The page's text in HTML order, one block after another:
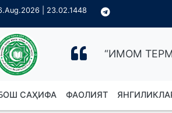
| 23.02.1448
“ИМОМ
САҲИФА ФАОЛИЯТ